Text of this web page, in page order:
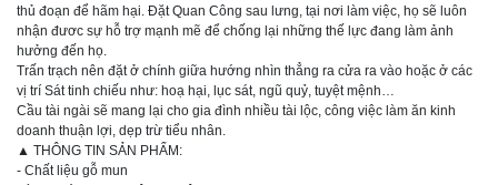
thủ đoạn để hãm hại. Đặt Quan Công sau lưng, tại nơi làm việc, họ sẽ luôn
nhận đươc sự hỗ trợ mạnh mẽ để chống lại những thế lực đang làm ảnh
hưởng đến họ.
Trấn trạch nên đặt ở chính giữa hướng nhìn thẳng ra cửa ra vào hoặc ở các
vị trí Sát tinh chiếu như: hoạ hại, lục sát, ngũ quỷ, tuyệt mệnh…
Cầu tài ngài sẽ mang lại cho gia đình nhiều tài lộc, công việc làm ăn kinh
doanh thuận lợi, dẹp trừ tiểu nhân.
▲ THÔNG TIN SẢN PHẨM:
- Chất liệu gỗ mun